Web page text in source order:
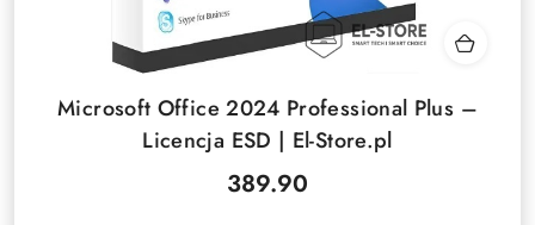
Microsoft Office 2024 Professional Plus –
Licencja ESD | El-Store.pl
Cena:
389.90